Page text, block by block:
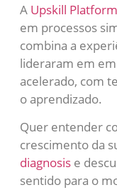
A Upskill Platform
em processos
combina a
lideraram em
acelerado, com
o aprendizado.
Quer entender
crescimento da
diagnosis e
sentido para o